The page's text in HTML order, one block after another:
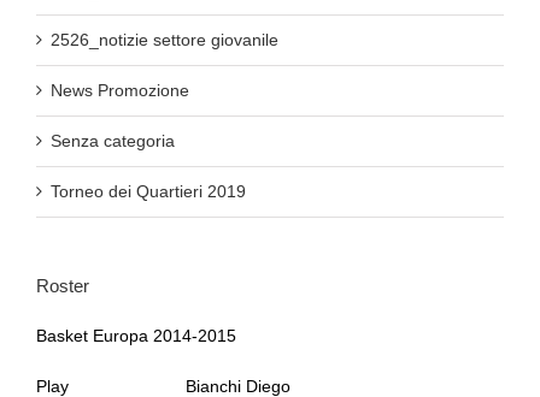
2526_notizie settore giovanile
News Promozione
Senza categoria
Torneo dei Quartieri 2019
Roster
Basket Europa 2014-2015
Play
Bianchi Diego